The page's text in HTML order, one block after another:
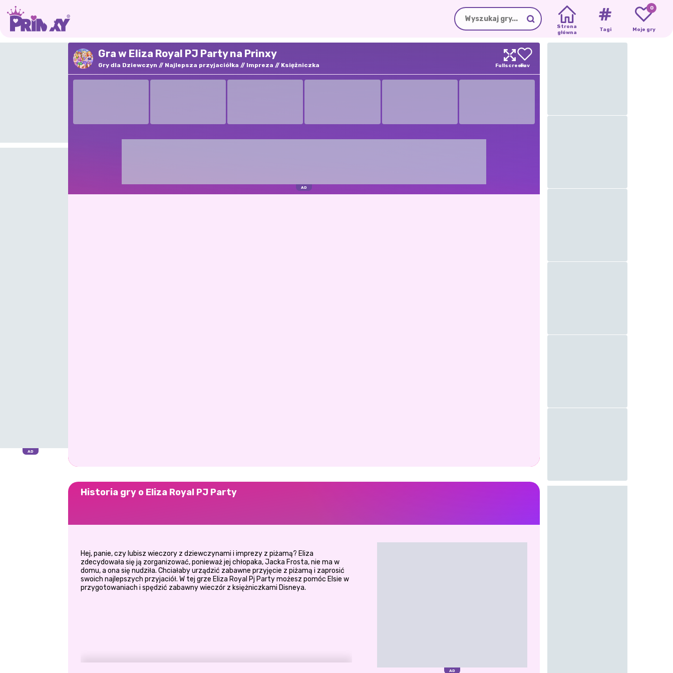
Strona
główna
Tagi
0
Moje gry
Gra w Eliza Royal PJ Party na Prinxy
Gry dla Dziewczyn Najlepsza przyjaciółka Impreza Księżniczka
Historia gry o Eliza Royal PJ Party
Hej, panie, czy lubisz wieczory z dziewczynami i imprezy z piżamą? Eliza
zdecydowała się ją zorganizować, ponieważ jej chłopaka, Jacka Frosta, nie ma w
domu, a ona się nudziła. Chciałaby urządzić zabawne przyjęcie z piżamą i zaprosić
swoich najlepszych przyjaciół. W tej grze Eliza Royal Pj Party możesz pomóc Elsie w
przygotowaniach i spędzić zabawny wieczór z księżniczkami Disneya.